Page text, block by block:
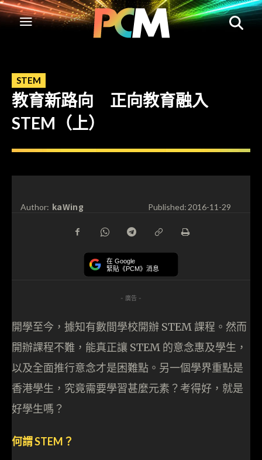
STEM
教育新路向 正向教育融入
STEM（上）
Author: kaWing Published:2016-11-29
在 Google
緊貼《PCM》消息
- 廣告 -
開學至今，據知有數間學校開辦 STEM 課程。然而
開辦課程不難，能真正讓 STEM 的意念惠及學生，
以及全面推行意念才是困難點。另一個學界重點是
香港學生，究竟需要學習甚麼元素？考得好，就是
好學生嗎？
何謂 STEM？